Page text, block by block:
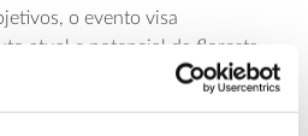
o evento visa
atual e potencial da floresta
de neutralidade carbónica